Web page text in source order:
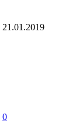
21.01.2019
0